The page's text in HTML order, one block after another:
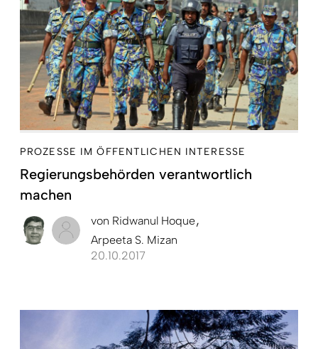
PROZESSE IM ÖFFENTLICHEN INTERESSE
Regierungsbehörden verantwortlich
machen
von Ridwanul Hoque
Arpeeta S. Mizan
20.10.2017